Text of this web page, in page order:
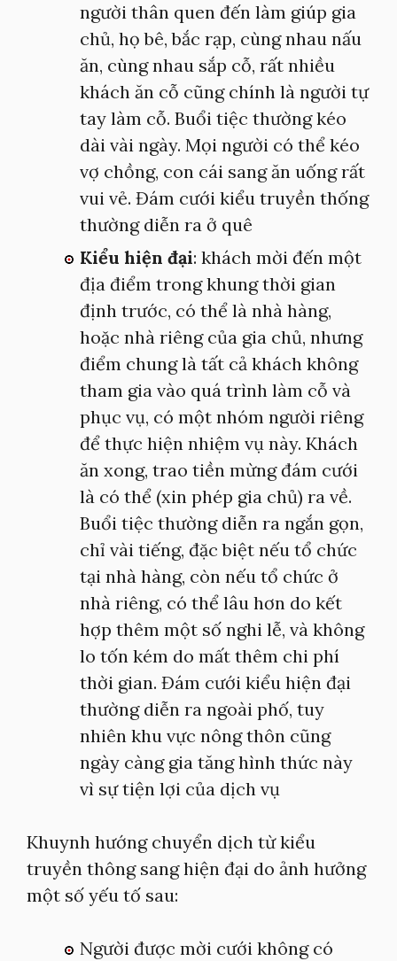
người thân quen đến làm giúp gia
chủ, họ bê, bắc rạp, cùng nhau nấu
ăn, cùng nhau sắp cỗ, rất nhiều
khách ăn cỗ cũng chính là người tự
tay làm cỗ. Buổi tiệc thường kéo
dài vài ngày. Mọi người có thể kéo
vợ chồng, con cái sang ăn uống rất
vui vẻ. Đám cưới kiểu truyền thống
thường diễn ra ở quê
Kiểu hiện đại: khách mời đến một
địa điểm trong khung thời gian
định trước, có thể là nhà hàng,
hoặc nhà riêng của gia chủ, nhưng
điểm chung là tất cả khách không
tham gia vào quá trình làm cỗ và
phục vụ, có một nhóm người riêng
để thực hiện nhiệm vụ này. Khách
ăn xong, trao tiền mừng đám cưới
là có thể (xin phép gia chủ) ra về.
Buổi tiệc thường diễn ra ngắn gọn,
chỉ vài tiếng, đặc biệt nếu tổ chức
tại nhà hàng, còn nếu tổ chức ở
nhà riêng, có thể lâu hơn do kết
hợp thêm một số nghi lễ, và không
lo tốn kém do mất thêm chi phí
thời gian. Đám cưới kiểu hiện đại
thường diễn ra ngoài phố, tuy
nhiên khu vực nông thôn cũng
ngày càng gia tăng hình thức này
vì sự tiện lợi của dịch vụ
Khuynh hướng chuyển dịch từ kiểu
truyền thông sang hiện đại do ảnh hưởng
một số yếu tố sau:
Người được mời cưới không có